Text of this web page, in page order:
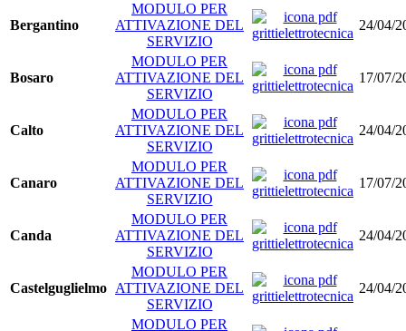
Bergantino
MODULO PER
ATTIVAZIONE DEL
SERVIZIO
24/04/
Bosaro
MODULO PER
ATTIVAZIONE DEL
SERVIZIO
17/07/
Calto
MODULO PER
ATTIVAZIONE DEL
SERVIZIO
24/04/
Canaro
MODULO PER
ATTIVAZIONE DEL
SERVIZIO
17/07/
Canda
MODULO PER
ATTIVAZIONE DEL
SERVIZIO
24/04/
Castelguglielmo
MODULO PER
ATTIVAZIONE DEL
SERVIZIO
24/04/
MODULO PER